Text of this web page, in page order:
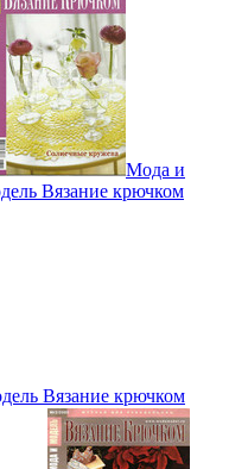
Мода и
Вязание крючком
Вязание крючком